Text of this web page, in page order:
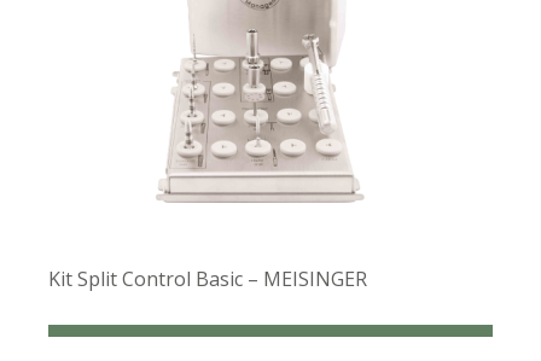
Kit Split Control Basic – MEISINGER